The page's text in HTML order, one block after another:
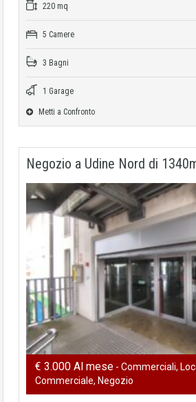
220 mq
5 Camere
3 Bagni
1 Garage
Metti a Confronto
Negozio a Udine Nord di
€ 3.000 Al mese - Commerciali,
Commerciale, Negozio